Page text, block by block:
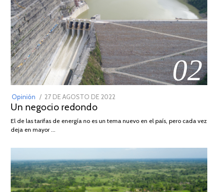
02
Opinión
POSTED
ON
27 DE AGOSTO DE 2022
DE
Un negocio redondo
El de las tarifas de energía no es un tema nuevo en el país, pero cada vez
deja en mayor …